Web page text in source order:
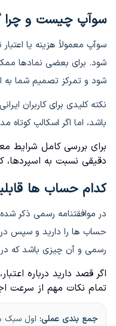
سوآپ چیست و چرا
سوآپ معمولاً هزینه یا
شود. برای بعضی نمادها
شود و تمرکز تصمیم شما
نکته کلیدی برای کاربران
باشد، اما اگر اسکالپ
برای بررسی کامل شرایط
دقیقی نسبت به اسپردها،
کدام حساب ها
حساب ها را دارید و سپس
رسمی و آن چیزی باشد که
اگر قصد دارید درباره
تمام نکات مهم از سرعت
جمع بندی عملی: اول سبک